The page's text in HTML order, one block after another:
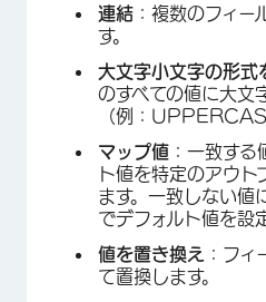
連結 ：複数のフィー
す。
大文字小文字の形式
のすべての値に大文
（例：
マップ値 ：一致する
ト値を特定のアウト
ます。一致しない値
でデフォルト値を設
値を置き換え
：フ
て置換します。